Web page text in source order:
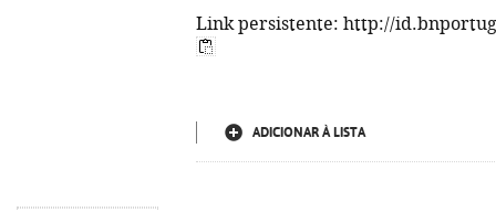
Link persistente: http://
ADICIONAR À LISTA